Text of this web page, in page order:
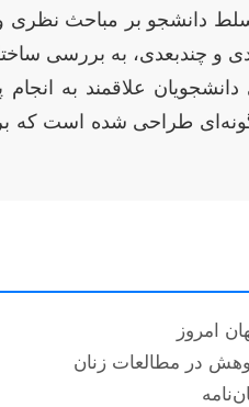
تسلط دانشجو بر مباحث
و چندبعدی، به بررسی
دانشجویان علاقمند به
طراحی شده است که بر
امروز
در مطالعات زنان